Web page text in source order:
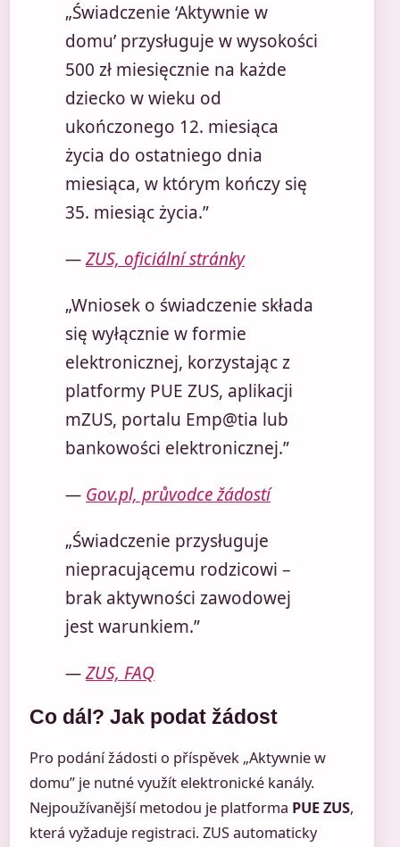
„Świadczenie ‘Aktywnie w
domu’ przysługuje w wysokości
500 zł miesięcznie na każde
dziecko w wieku od
ukończonego 12. miesiąca
życia do ostatniego dnia
miesiąca, w którym kończy się
35. miesiąc życia.”
—ZUS, oficiální stránky
„Wniosek o świadczenie składa
się wyłącznie w formie
elektronicznej, korzystając z
platformy PUE ZUS, aplikacji
mZUS, portalu Emp@tia lub
bankowości elektronicznej.”
— Gov.pl, průvodce žádostí
„Świadczenie przysługuje
niepracującemu rodzicowi –
brak aktywności zawodowej
jest warunkiem.”
—ZUS, FAQ
Co dál? Jak podat žádost
Pro podání žádosti o příspěvek „Aktywnie w
domu” je nutné využít elektronické kanály.
Nejpoužívanější metodou je platforma PUE ZUS,
která vyžaduje registraci. ZUS automaticky